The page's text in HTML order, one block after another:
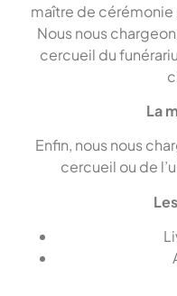
maître de
Nous nous
cercueil du
La
Enfin, nous nous
cercueil ou de